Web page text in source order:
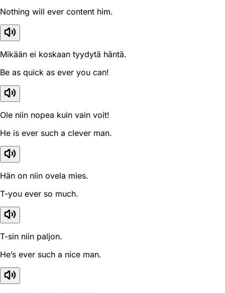
Nothing will ever content him.
Mikään ei koskaan tyydytä häntä.
Be as quick as ever you can!
Ole niin nopea kuin vain voit!
He is ever such a clever man.
Hän on niin ovela mies.
T-you ever so much.
T-sin niin paljon.
He’s ever such a nice man.